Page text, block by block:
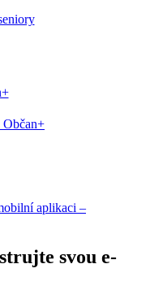
Občan+
aplikaci –
svou e-